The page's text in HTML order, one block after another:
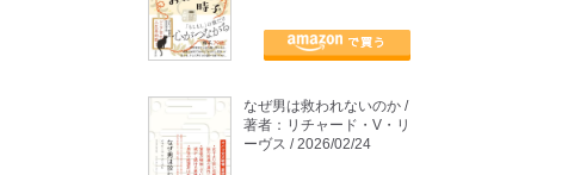
なぜ男は救われないのか /
著者：リチャード・V・リ
ーヴス / 2026/02/24